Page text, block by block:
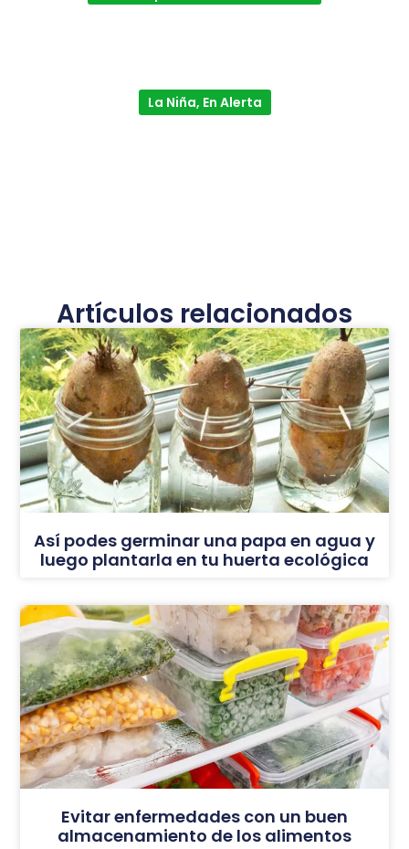
La Niña, En Alerta
Artículos relacionados
Así podes germinar una papa en agua y
luego plantarla en tu huerta ecológica
Evitar enfermedades con un buen
almacenamiento de los alimentos